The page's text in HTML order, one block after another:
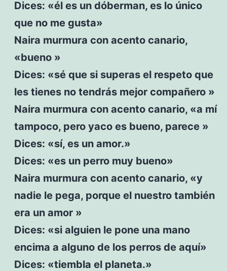
Dices: «él es un dóberman, es lo único
que no me gusta»
Naira murmura con acento canario,
«bueno »
Dices: «sé que si superas el respeto que
les tienes no tendrás mejor compañero »
Naira murmura con acento canario, «a mí
tampoco, pero yaco es bueno, parece »
Dices: «sí, es un amor.»
Dices: «es un perro muy bueno»
Naira murmura con acento canario, «y
nadie le pega, porque el nuestro también
era un amor »
Dices: «si alguien le pone una mano
encima a alguno de los perros de aquí»
Dices: «tiembla el planeta.»